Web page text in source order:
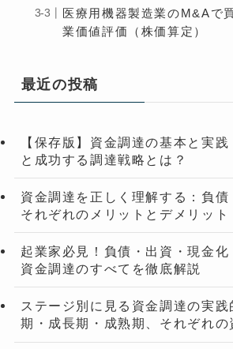
医療用機器製造業のM&Aで
業価値評価（株価算定）
最近の投稿
【保存版】資金調達の基本と実
と成功する調達戦略とは？
資金調達を正しく理解する：負
それぞれのメリットとデメリット
起業家必見！負債・出資・現金化
資金調達のすべてを徹底解説
ステージ別に見る資金調達の実践
期・成長期・成熟期、それぞれの